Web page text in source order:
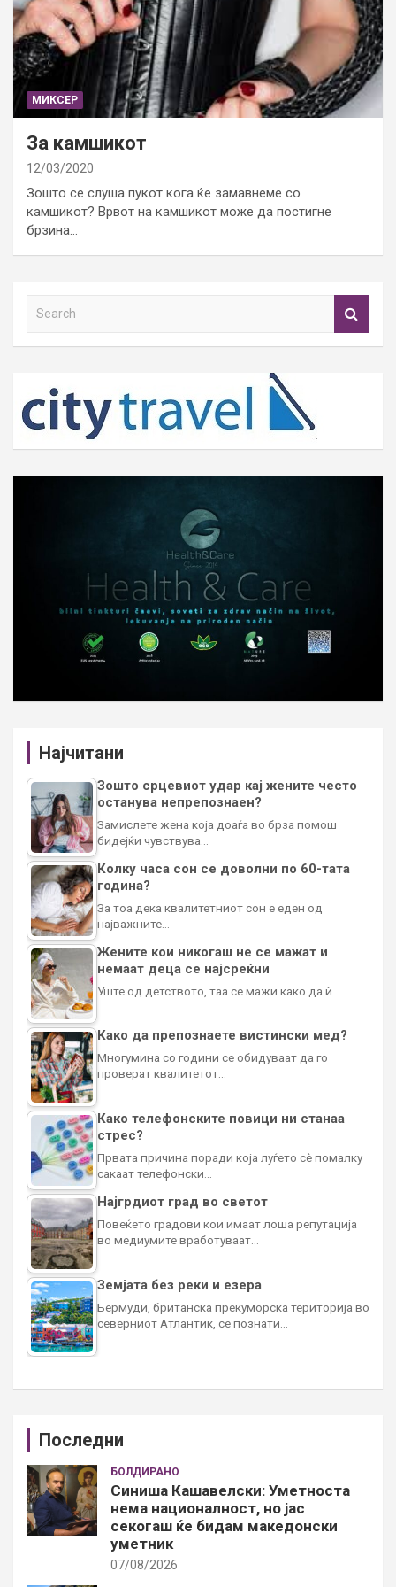
МИКСЕР
За камшикот
12/03/2020
Зошто се слуша пукот кога ќе замавнеме со
камшикот? Врвот на камшикот може да постигне
брзина…
h
Најчитани
Зошто срцевиот удар кај жените често
останува непрепознаен?
Замислете жена која доаѓа во брза помош
бидејќи чувствува…
Колку часа сон се доволни по 60-тата
година?
За тоа дека квалитетниот сон е еден од
најважните…
Жените кои никогаш не се мажат и
немаат деца се најсреќни
Уште од детството, таа се мажи како да ѝ…
Како да препознаете вистински мед?
Многумина со години се обидуваат да го
проверат квалитетот…
Како телефонските повици ни станаа
стрес?
Првата причина поради која луѓето сè помалку
сакаат телефонски…
Најгрдиот град во светот
Повеќето градови кои имаат лоша репутација
во медиумите вработуваат…
Земјата без реки и езера
Бермуди, британска прекуморска територија во
северниот Атлантик, се познати…
Последни
БОЛДИРАНО
Синиша Кашавелски: Уметноста
нема националност, но јас
секогаш ќе бидам македонски
уметник
07/08/2026